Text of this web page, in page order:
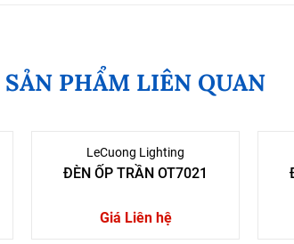
SẢN PHẨM LIÊN QUAN
LeCuong Lighting
ĐÈN ỐP TRẦN OT7021
Giá Liên hệ